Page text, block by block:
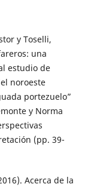
y Toselli,
una
estudio de
noroeste
portezuelo”
y Norma
(pp. 39-
Acerca de la